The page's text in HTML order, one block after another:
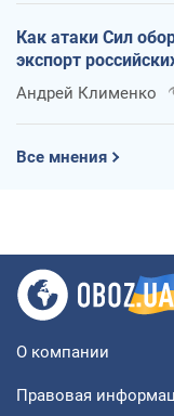
Как атаки Сил
экспорт
Андрей Клименко
Все мнения
О компании
Правовая